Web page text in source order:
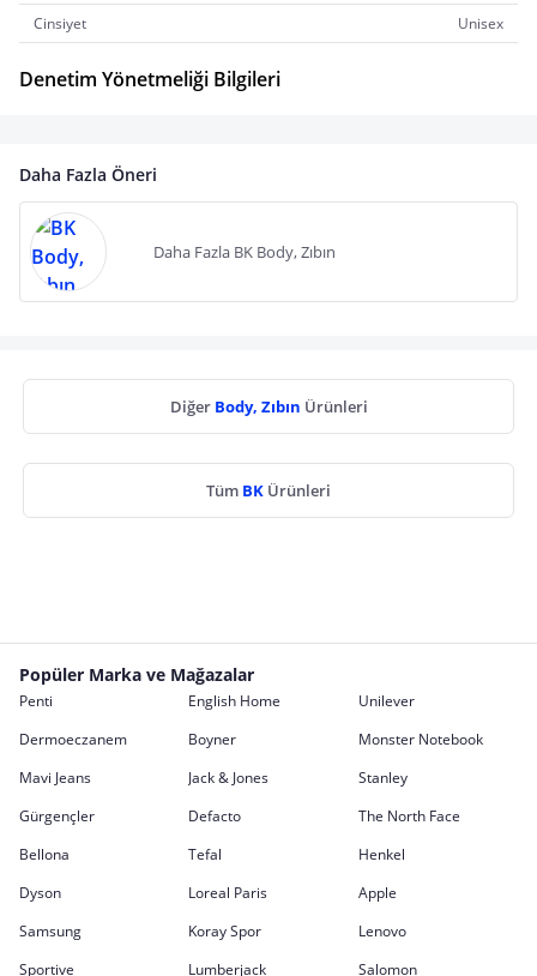
Cinsiyet
Unisex
Denetim Yönetmeliği Bilgileri
Daha Fazla Öneri
Daha Fazla BK Body, Zıbın
Diğer Body, Zıbın Ürünleri
Tüm BK Ürünleri
Popüler Marka ve Mağazalar
Penti English Home
Unilever
Dermoeczanem
Boyner
Monster Notebook
Mavi Jeans
Jack & Jones
Stanley
Gürgençler
Defacto
The North Face
Bellona
Tefal
Henkel
Dyson
Loreal Paris
Apple
Samsung
Koray Spor
Lenovo
Sportive
Lumberjack Salomon